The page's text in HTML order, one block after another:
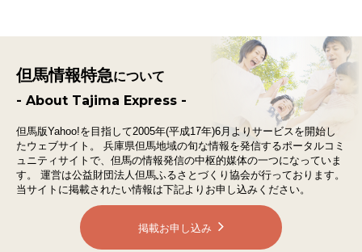
但馬情報特急について
- About Tajima Express -
但馬版Yahoo!を目指して2005年(平成17年)6月よりサービスを開始し
たウェブサイト。
兵庫県但馬地域の旬な情報を発信するポータルコミ
ュニティサイトで、 但馬の情報発信の中枢的媒体の一つになっていま
す。
運営は公益財団法人但馬ふるさとづくり協会が行っております。
当サイトに掲載されたい情報は下記よりお申し込みください。
掲載お申し込み